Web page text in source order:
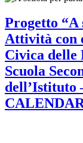
Progetto
Attività con
Civica delle
Scuola
dell’Istituto